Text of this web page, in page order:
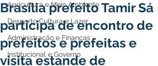
Agricultura e Meio Ambiente
Desporto Cultura e Lazer
Administração e Finanças
Institucional e Governo
Brasília prefeito Tamir Sá
participa de encontro de
prefeitos e prefeitas e
visita estande de